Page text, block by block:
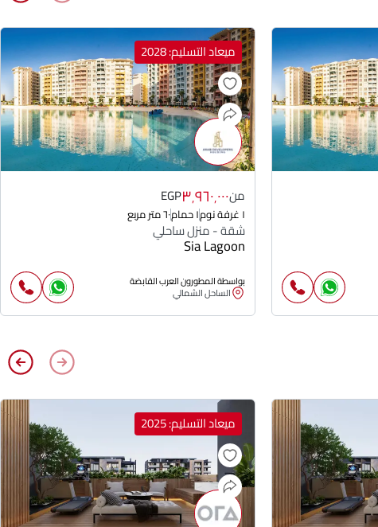
ميعاد التسليم: 2028
من٣٬٩٦٠٬٠٠٠EGP
١ غرفة نوم ١ حمام ٦٠ متر مربع
شقة - منزل ساحلي
Sia Lagoon
بواسطة المطورون العرب القابضة
الساحل الشمالي
ميعاد التسليم: 2025